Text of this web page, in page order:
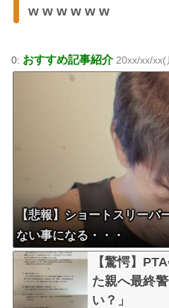
w w w w w w
0: おすすめ記事紹介20xx/xx/xx(
【悲報】ショートスリーバ
ない事になる・・・
【驚愕】
た親へ最終
い？」